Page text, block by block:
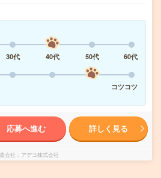
30代 40代 50代
60代
コツコツ
応募へ進む 詳しく見る
会社 アデコ株式会社